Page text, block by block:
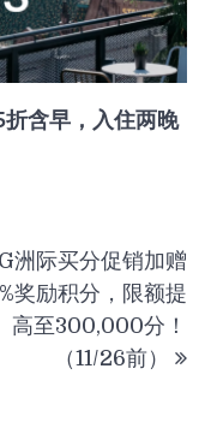
含早，入住两晚
洲际买分促销加赠
奖励积分，限额提
高至300,000分！
（11/26前）